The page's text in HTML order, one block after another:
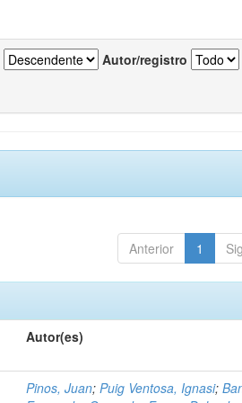
Autor/registro
Anterior 1
Autor(es)
Pinos, Juan;Puig Ventosa, Ignasi;